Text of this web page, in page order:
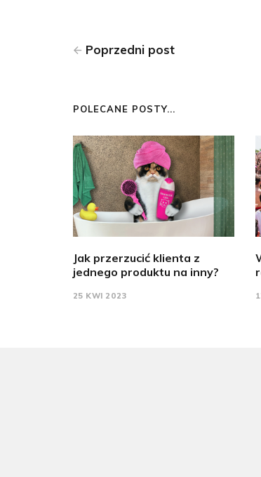
Poprzedni post
POLECANE POSTY...
Jak przerzucić klienta z
jednego produktu na inny?
25 KWI 2023